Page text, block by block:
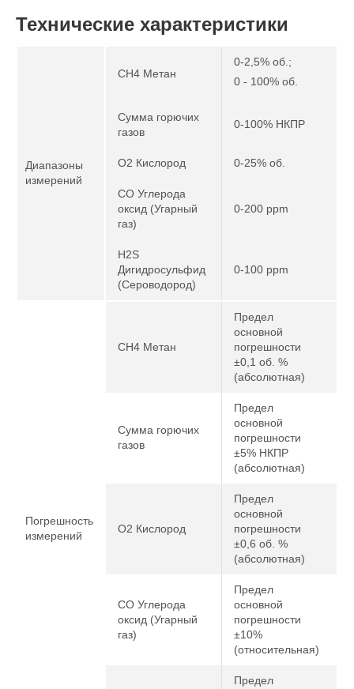
Технические характеристики
Диапазоны
измерений
CH4 Метан
0-2,5% об.;
0 - 100% об.
Сумма горючих
газов
0-100% НКПР
O2 Кислород 0-25% об.
CO Углерода
оксид (Угарный
газ)
0-200 ppm
H2S
Дигидросульфид
(Сероводород)
0-100 ppm
Погрешность
измерений
CH4 Метан
Предел
основной
погрешности
±0,1 об. %
(абсолютная)
Сумма горючих
газов
Предел
основной
погрешности
±5% НКПР
(абсолютная)
O2 Кислород
Предел
основной
погрешности
±0,6 об. %
(абсолютная)
CO Углерода
оксид (Угарный
газ)
Предел
основной
погрешности
±10%
(относительная)
Предел